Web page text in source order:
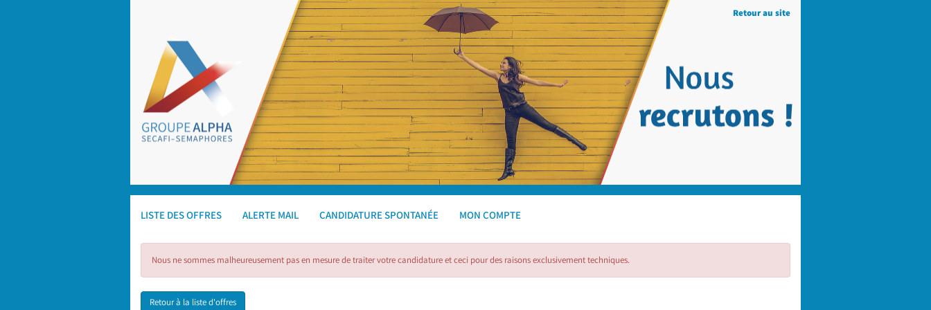
Retour au site
LISTE DES OFFRES ALERTE MAIL CANDIDATURE SPONTANÉE MON COMPTE
Nous ne sommes malheureusement pas en mesure de traiter votre candidature et ceci pour des raisons exclusivement techniques.
Retour à la liste d'offres